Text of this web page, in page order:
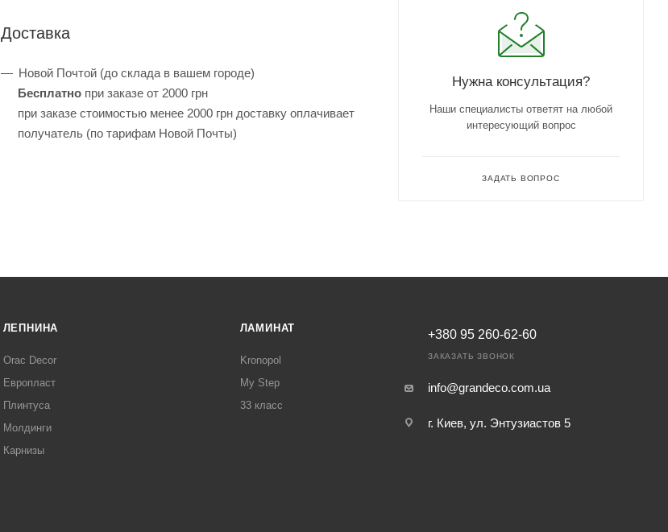
Доставка
Новой Почтой (до склада в вашем городе)
Бесплатнопри заказе от 2000 грн
при заказе стоимостью менее 2000 грн доставку оплачивает
получатель (по тарифам Новой Почты)
Нужна консультация?
Наши специалисты ответят на любой
интересующий вопрос
ЗАДАТЬ ВОПРОС
ЛЕПНИНА
Orac Decor
Европласт
Плинтуса
Молдинги
Карнизы
ЛАМИНАТ
Kronopol
My Step
33 класс
+380 95 260-62-60
ЗАКАЗАТЬ ЗВОНОК
info@grandeco.com.ua
г. Киев, ул. Энтузиастов 5